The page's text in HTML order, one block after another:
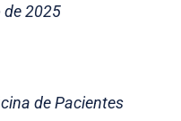
2025
de Pacientes